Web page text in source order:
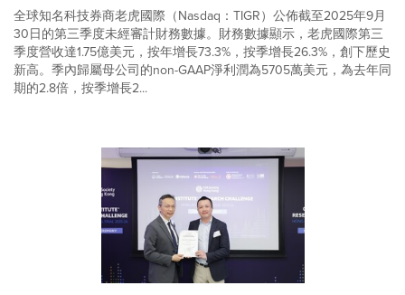
全球知名科技券商老虎國際（Nasdaq：TIGR）公佈截至2025年9月
30日的第三季度未經審計財務數據。財務數據顯示，老虎國際第三
季度營收達1.75億美元，按年增長73.3%，按季增長26.3%，創下歷史
新高。季內歸屬母公司的non-GAAP淨利潤為5705萬美元，為去年同
期的2.8倍，按季增長2...